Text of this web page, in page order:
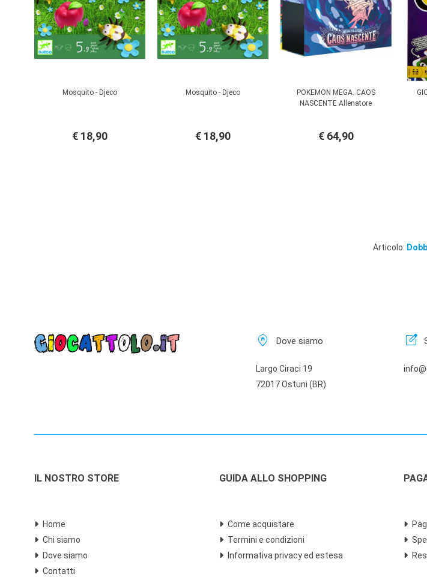
Mosquito - Djeco
€ 18,90
Mosquito - Djeco
€ 18,90
POKEMON MEGA. CAOS
NASCENTE Allenatore
€ 64,90
Articolo:
home_pin Dove siamo
Largo Ciraci 19
72017 Ostuni (BR)
edit_square
IL NOSTRO STORE
Home
Chi siamo
Dove siamo
Contatti
GUIDA ALLO SHOPPING
Come acquistare
Termini e condizioni
Informativa privacy ed estesa